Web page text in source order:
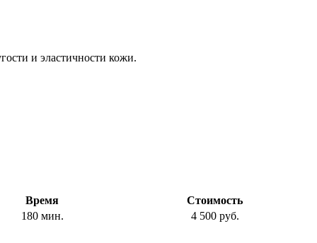
и эластичности кожи.
Время
Стоимость
180 мин. 4 500 руб.